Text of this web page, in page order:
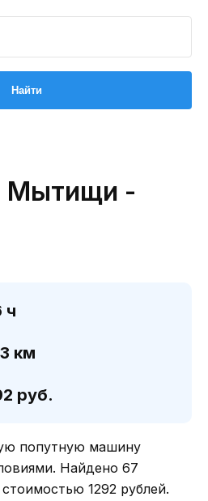
Мытищи -
ч
км
руб.
попутную машину
Найдено 67
1292 рублей.